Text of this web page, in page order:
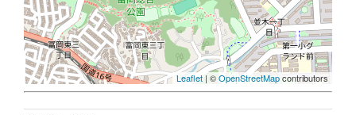
Leaflet | ©OpenStreetMapcontributors